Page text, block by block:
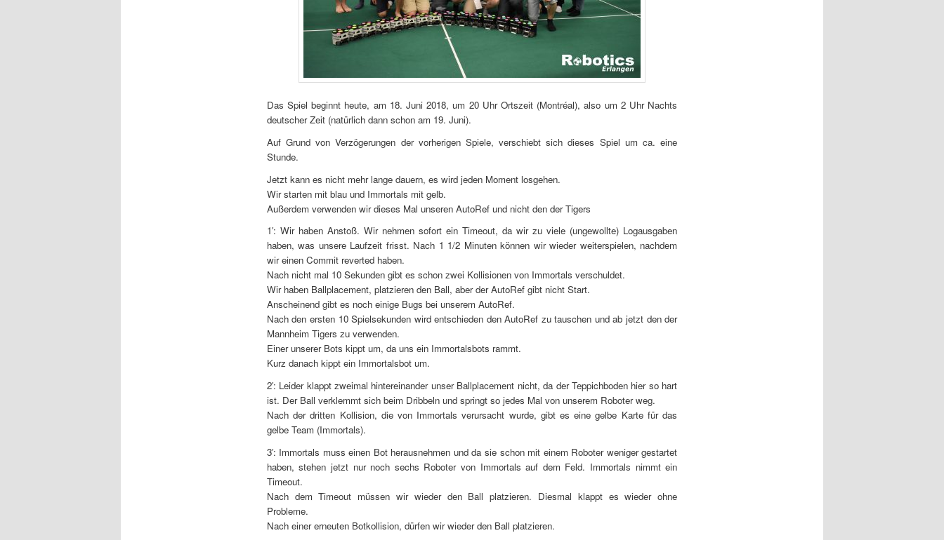
Das Spiel beginnt heute, am 18. Juni 2018, um 20 Uhr Ortszeit (Montréal), also um 2 Uhr Nachts
deutscher Zeit (natürlich dann schon am 19. Juni).
Auf Grund von Verzögerungen der vorherigen Spiele, verschiebt sich dieses Spiel um ca. eine
Stunde.
Jetzt kann es nicht mehr lange dauern, es wird jeden Moment losgehen.
Wir starten mit blau und Immortals mit gelb.
Außerdem verwenden wir dieses Mal unseren AutoRef und nicht den der Tigers
1′: Wir haben Anstoß. Wir nehmen sofort ein Timeout, da wir zu viele (ungewollte) Logausgaben
haben, was unsere Laufzeit frisst. Nach 1 1/2 Minuten können wir wieder weiterspielen, nachdem
wir einen Commit reverted haben.
Nach nicht mal 10 Sekunden gibt es schon zwei Kollisionen von Immortals verschuldet.
Wir haben Ballplacement, platzieren den Ball, aber der AutoRef gibt nicht Start.
Anscheinend gibt es noch einige Bugs bei unserem AutoRef.
Nach den ersten 10 Spielsekunden wird entschieden den AutoRef zu tauschen und ab jetzt den der
Mannheim Tigers zu verwenden.
Einer unserer Bots kippt um, da uns ein Immortalsbots rammt.
Kurz danach kippt ein Immortalsbot um.
2′: Leider klappt zweimal hintereinander unser Ballplacement nicht, da der Teppichboden hier so hart
ist. Der Ball verklemmt sich beim Dribbeln und springt so jedes Mal von unserem Roboter weg.
Nach der dritten Kollision, die von Immortals verursacht wurde, gibt es eine gelbe Karte für das
gelbe Team (Immortals).
3′: Immortals muss einen Bot herausnehmen und da sie schon mit einem Roboter weniger gestartet
haben, stehen jetzt nur noch sechs Roboter von Immortals auf dem Feld. Immortals nimmt ein
Timeout.
Nach dem Timeout müssen wir wieder den Ball platzieren. Diesmal klappt es wieder ohne
Probleme.
Nach einer erneuten Botkollision, dürfen wir wieder den Ball platzieren.